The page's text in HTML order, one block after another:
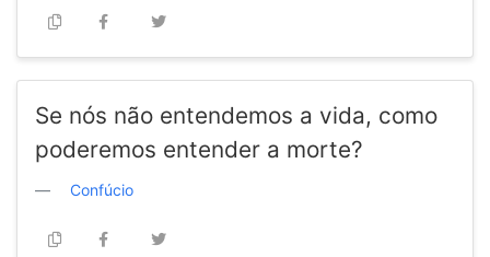
Se nós não entendemos a vida, como
poderemos entender a morte?
Confúcio